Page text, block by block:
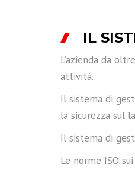
IL
L’azienda da
attività.
Il sistema di
la sicurezza sul
Il sistema di
Le norme ISO